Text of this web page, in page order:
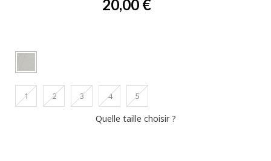
20,00 €
1 2 3 4 5
Quelle taille choisir ?